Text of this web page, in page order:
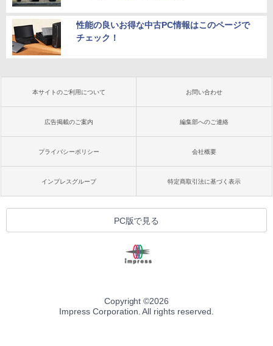
性能の良いお得な中古PC情報はこのページで
チェック！
本サイトのご利用について お問い合わせ
広告掲載のご案内 編集部へのご連絡
プライバシーポリシー 会社概要
インプレスグループ 特定商取引法に基づく表示
PC版で見る
Copyright ©2026
Impress Corporation. All rights reserved.